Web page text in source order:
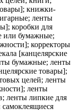
книжки-
ленты
коробки для
или бумажные;
корректоры
[канцелярские
бумажные; ленты
товары];
целей; ленты
ленты
ленты липкие для